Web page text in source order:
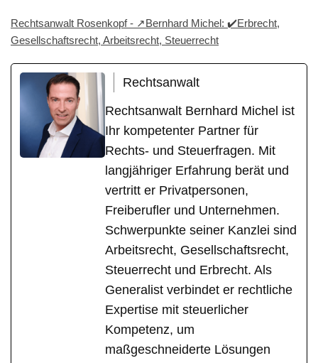
Rechtsanwalt Rosenkopf - ↗️Bernhard Michel: ✔️Erbrecht,
Gesellschaftsrecht, Arbeitsrecht, Steuerrecht
Rechtsanwalt
Rechtsanwalt Bernhard Michel ist
Ihr kompetenter Partner für
Rechts- und Steuerfragen. Mit
langjähriger Erfahrung berät und
vertritt er Privatpersonen,
Freiberufler und Unternehmen.
Schwerpunkte seiner Kanzlei sind
Arbeitsrecht, Gesellschaftsrecht,
Steuerrecht und Erbrecht. Als
Generalist verbindet er rechtliche
Expertise mit steuerlicher
Kompetenz, um
maßgeschneiderte Lösungen